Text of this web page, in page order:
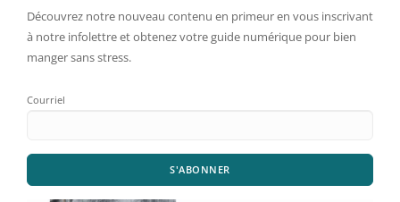
Découvrez notre nouveau contenu en primeur en vous inscrivant
à notre infolettre et obtenez votre guide numérique pour bien
manger sans stress.
Courriel
S'ABONNER